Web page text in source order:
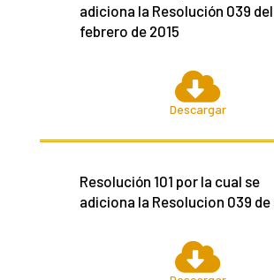
adiciona la Resolución 039
febrero de 2015

Descargar
Resolución 101 por la cual se
adiciona la Resolucion 039 de
